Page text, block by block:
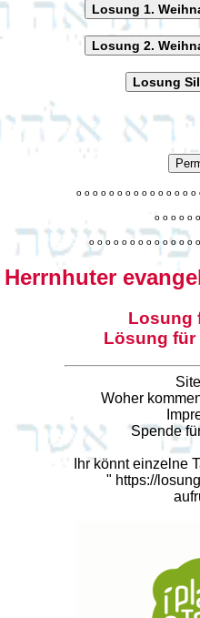
Losung 1.
Losung 2.
Losung
o o o o o o o o o o o o o o o
o o o o o o
o o o o o o o o o o o o o o
Herrnhuter
Losung
Lösung für
Woher
Spende
Ihr könnt einzelne
" https://